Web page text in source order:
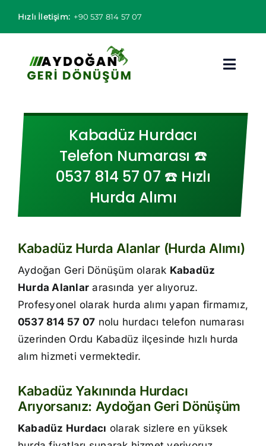
Hızlı İletişim: +90 537 814 57 07
Hurda Fiyatları
Hizmet Bölgeleri
Hakkımızda
İletişim
Kabadüz Hurdacı
Telefon Numarası ☎️
0537 814 57 07 ☎️ Hızlı
Hurda Alımı
Kabadüz Hurda Alanlar (Hurda Alımı)
Aydoğan Geri Dönüşüm olarak Kabadüz
Hurda Alanlar arasında yer alıyoruz.
Profesyonel olarak hurda alımı yapan firmamız,
0537 814 57 07 nolu hurdacı telefon numarası
üzerinden Ordu Kabadüz ilçesinde hızlı hurda
alım hizmeti vermektedir.
Kabadüz Yakınında Hurdacı
Arıyorsanız: Aydoğan Geri Dönüşüm
Kabadüz Hurdacı olarak sizlere en yüksek